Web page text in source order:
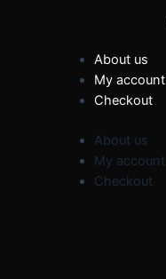
About us
My account
Checkout
About us
My account
Checkout